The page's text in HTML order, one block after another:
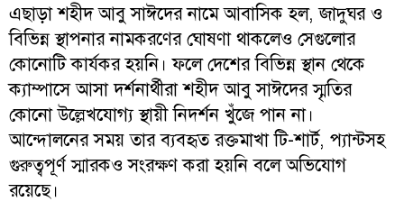
এছাড়া শহীদ আবু সাঈদের নামে আবাসিক হল, জাদুঘর ও
বিভিন্ন স্থাপনার নামকরণের ঘোষণা থাকলেও সেগুলোর
কোনোটি কার্যকর হয়নি। ফলে দেশের বিভিন্ন স্থান থেকে
ক্যাম্পাসে আসা দর্শনার্থীরা শহীদ আবু সাঈদের স্মৃতির
কোনো উল্লেখযোগ্য স্থায়ী নিদর্শন খুঁজে পান না।
আন্দোলনের সময় তার ব্যবহৃত রক্তমাখা টি-শার্ট, প্যান্টসহ
গুরুত্বপূর্ণ স্মারকও সংরক্ষণ করা হয়নি বলে অভিযোগ
রয়েছে।